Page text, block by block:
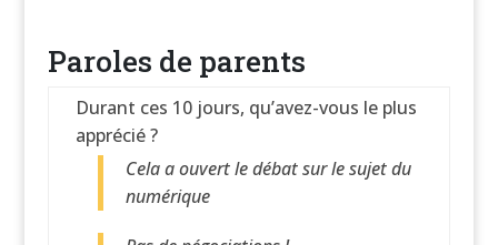
Paroles de parents
Durant ces 10 jours, qu’avez-vous le plus
apprécié ?
Cela a ouvert le débat sur le sujet du
numérique